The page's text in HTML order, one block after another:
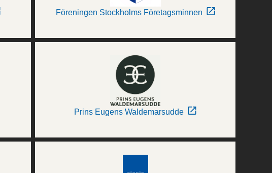
Föreningen Stockholms Företagsminnen
Prins Eugens Waldemarsudde